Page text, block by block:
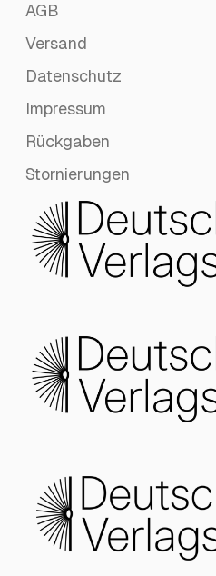
AGB
Versand
Datenschutz
Impressum
Rückgaben
Stornierungen